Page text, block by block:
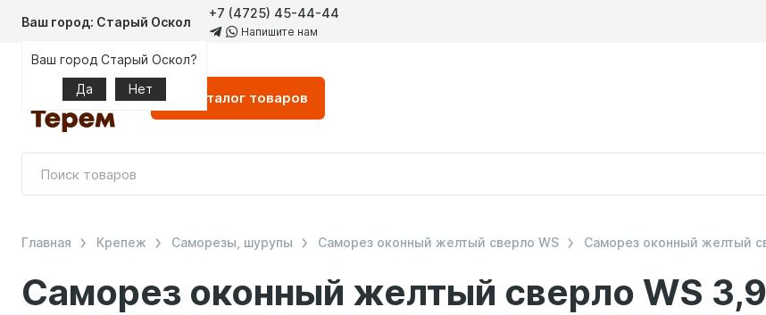
Ваш город: Старый Оскол
Ваш город Старый Оскол?
Да
Нет
+7 (4725) 45-44-44
Напишите нам
Каталог товаров
Саморез оконный желтый сверло WS
Главная Крепеж Саморезы, шурупы Саморез оконный желтый сверло WS Саморез оконный желтый